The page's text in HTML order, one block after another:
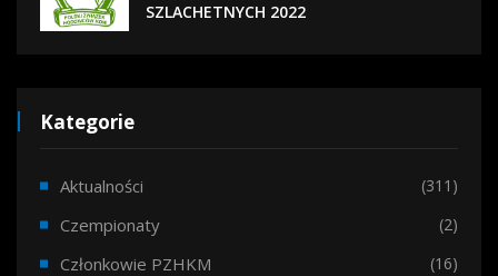
SZLACHETNYCH 2022
Kategorie
Aktualności (311)
Czempionaty (2)
Członkowie PZHKM (16)